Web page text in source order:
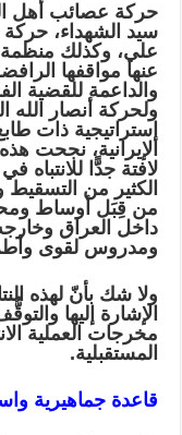
حركة عصائب أهل
سيد الشهداء، حركة
علي، وكذلك
عنها مواقفها
والداعمة للقضية
ولحركة أنصار الله
إستراتيجية ذات
الإيرانية، نجحت
لافتة جدًّا للانتباه
الكثير من
من قِبَل أوساط
داخل العراق
ومدروس لقوى
ولا شك بأنّ لهذه
الإشارة إليها
مخرجات العملية
المستقبلية.
قاعدة جماهيرية